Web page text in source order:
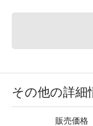
その他の詳細
販売価格